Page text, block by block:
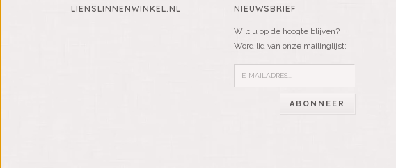
LIENSLINNENWINKEL.NL NIEUWSBRIEF
Wilt u op de hoogte blijven?
Word lid van onze mailinglijst:
ABONNEER